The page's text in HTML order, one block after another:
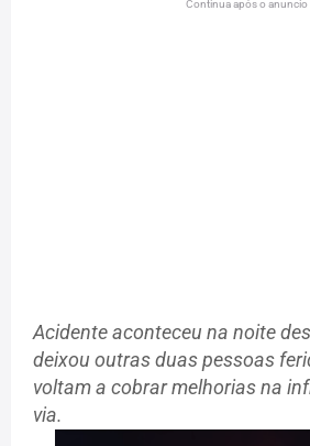
Continua após o anuncio
Acidente aconteceu na noite
deixou outras duas pessoas
voltam a cobrar melhorias na
via.